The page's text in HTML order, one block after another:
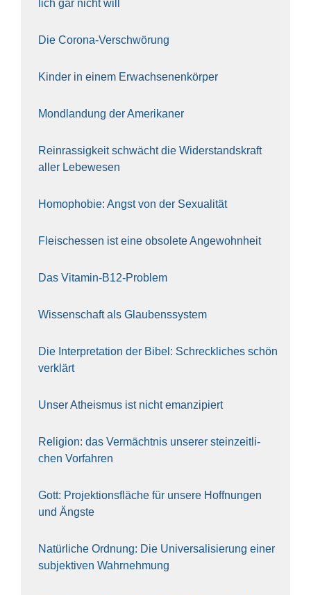
lich gar nicht will
Die Coro­na-Ver­schwö­rung
Kin­der in einem Erwach­se­nen­kör­per
Mond­lan­dung der Ame­ri­ka­ner
Rein­ras­sig­keit schwächt die Wider­stands­kraft
aller Lebe­we­sen
Homo­pho­bie: Angst von der Sexua­li­tät
Fleisch­essen ist eine obso­le­te An‍ge‍wohn‍heit
Das Vit­amin-B12-Pro­blem
Wis­sen­schaft als Glau­bens­sys­tem
Die Inter­pre­ta­ti­on der Bibel: Schreck­li­ches schön
ver­klärt
Unser Athe­is­mus ist nicht eman­zi­piert
Reli­gi­on: das Ver­mächt­nis unse­rer stein­zeit­li­
chen Vor­fah­ren
Gott: Pro­jek­ti­ons­flä­che für unse­re Hoff­nun­gen
und Ängs­te
Natür­li­che Ord­nung: Die Uni­ver­sa­li­sie­rung einer
sub­jek­ti­ven Wahr­neh­mung